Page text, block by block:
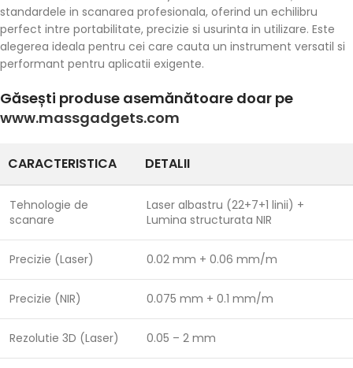
standardele in scanarea profesionala, oferind un echilibru
perfect intre portabilitate, precizie si usurinta in utilizare. Este
alegerea ideala pentru cei care cauta un instrument versatil si
performant pentru aplicatii exigente.
Găsești produse asemănătoare doar pe
www.massgadgets.com
CARACTERISTICA DETALII
Tehnologie de
scanare
Laser albastru (22+7+1 linii) +
Lumina structurata NIR
Precizie (Laser) 0.02 mm + 0.06 mm/m
Precizie (NIR) 0.075 mm + 0.1 mm/m
Rezolutie 3D (Laser) 0.05 – 2 mm